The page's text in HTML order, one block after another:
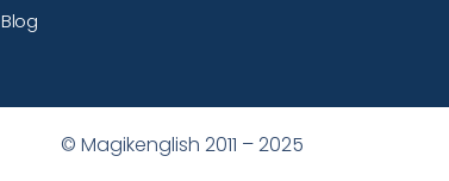
Blog
© Magikenglish 2011 – 2025